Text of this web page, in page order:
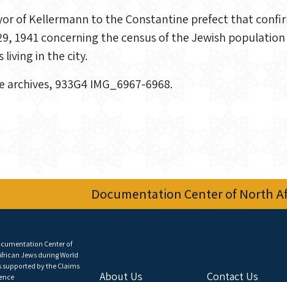
of Kellermann to the Constantine prefect that
1941 concerning the census of the Jewish
living in the city.
933G4 IMG_6967-6968.
Documentation Center of North
Center of
Jews during World
supported by the Claims
About Us Contact Us